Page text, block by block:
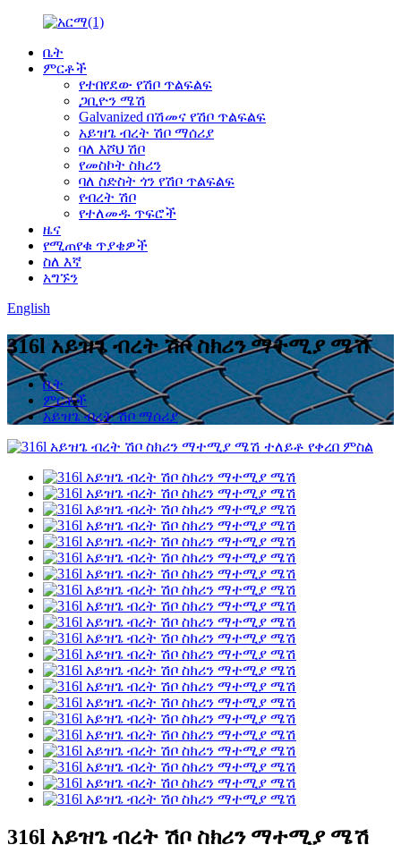
ቤት
ምርቶች
የተበየደው የሽቦ ጥልፍልፍ
ጋቢዮን ሜሽ
Galvanized በሽመና የሽቦ ጥልፍልፍ
አይዝጌ ብረት ሽቦ ማሰሪያ
ባለ እሾህ ሽቦ
የመስኮት ስክሪን
ባለ ስድስት ጎን የሽቦ ጥልፍልፍ
የብረት ሽቦ
የተለመዱ ጥፍሮች
ዜና
የሚጠየቁ ጥያቄዎች
ስለ እኛ
አግኙን
English
316l አይዝጌ ብረት ሽቦ ስክሪን ማተሚያ ሜሽ
ቤት
ምርቶች
አይዝጌ ብረት ሽቦ ማሰሪያ
316l አይዝጌ ብረት ሽቦ ስክሪን ማተሚያ ሜሽ